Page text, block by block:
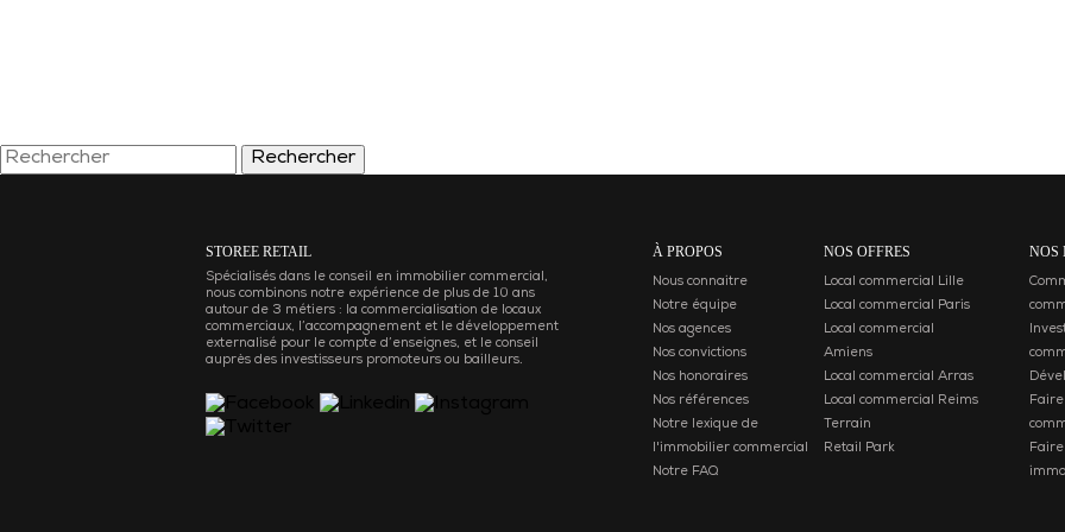
Rechercher
STOREE RETAIL
Spécialisés dans le conseil en immobilier commercial,
nous combinons notre expérience de plus de 10 ans
autour de 3 métiers : la commercialisation de locaux
commerciaux, l’accompagnement et le développement
externalisé pour le compte d’enseignes, et le conseil
auprès des investisseurs promoteurs ou bailleurs.
À PROPOS
Nous connaitre
Notre équipe
Nos agences
Nos convictions
Nos honoraires
Nos références
Notre lexique de
l'immobilier commercial
Notre FAQ
NOS OFFRES
Local commercial Lille
Local commercial Paris
Local commercial
Amiens
Local commercial Arras
Local commercial Reims
Terrain
Retail Park
NOS